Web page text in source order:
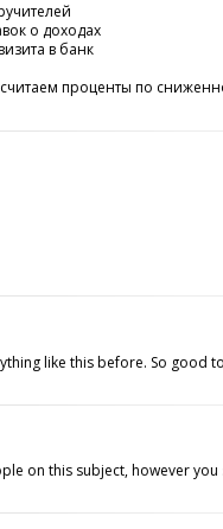
о доходах
в банк
проценты по
like this before. So
on this subject, however